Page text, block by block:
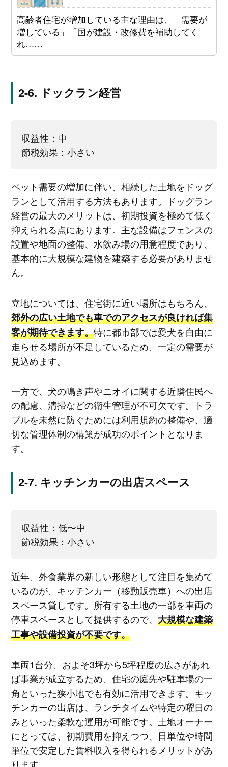
高齢者住宅が増加している主な理由は、「需要が
増している」「国が建設・改修費を補助してく
れ……
ドックラン経営
収益性：中
節税効果：小さい
ペット需要の増加に伴い、相続した土地をドッグ
ランとして活用する方法もあります。ドッグラン
経営の最大のメリットは、初期投資を極めて低く
抑えられる点にあります。主な設備はフェンスの
設置や地面の整備、水飲み場の用意程度であり、
基本的に大規模な建物を建築する必要がありませ
ん。
立地については、住宅街に近い場所はもちろん、
郊外の広い土地でも車でのアクセスが良ければ集
客が期待できます。特に都市部では愛犬を自由に
走らせる場所が不足しているため、一定の需要が
見込めます。
一方で、犬の鳴き声やニオイに関する近隣住民へ
の配慮、清掃などの衛生管理が不可欠です。トラ
ブルを未然に防ぐためには利用規約の整備や、適
切な管理体制の構築が成功のポイントとなりま
す。
キッチンカーの出店スペース
収益性：低〜中
節税効果：小さい
近年、外食業界の新しい形態として注目を集めて
いるのが、キッチンカー（移動販売車）への出店
スペース貸しです。所有する土地の一部を車両の
停車スペースとして提供するので、 大規模な建築
工事や設備投資が不要です。
車両1台分、およそ3坪から5坪程度の広さがあれ
ば事業が成立するため、住宅の庭先や駐車場の一
角といった狭小地でも有効に活用できます。キッ
チンカーの出店は、ランチタイムや特定の曜日の
みといった柔軟な運用が可能です。土地オーナー
にとっては、初期費用を抑えつつ、日単位や時間
単位で安定した賃料収入を得られるメリットがあ
ります。